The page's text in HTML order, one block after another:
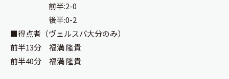
前半:2-0
後半:0-2
■得点者（ヴェルスパ大分のみ）
前半13分 福満 隆貴
前半40分 福満 隆貴